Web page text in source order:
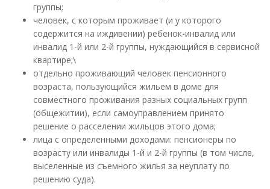
группы;
человек, с которым проживает (и у которого
содержится на иждивении) ребенок-инвалид или
инвалид 1-й или 2-й группы, нуждающийся в сервисной
квартире;\
отдельно проживающий человек пенсионного
возраста, пользующийся жильем в доме для
совместного проживания разных социальных групп
(общежитии), если самоуправлением принято
решение о расселении жильцов этого дома;
лица с определенными доходами: пенсионеры по
возрасту или инвалиды 1-й и 2-й группы (в том числе,
выселенные из съемного жилья за неуплату по
решению суда).